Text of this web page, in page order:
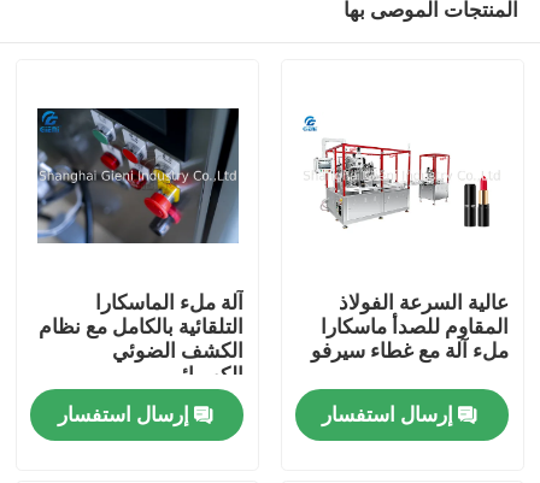
المنتجات الموصى بها
عالية السرعة الفولاذ
المقاوم للصدأ ماسكارا
ملء آلة مع غطاء سيرفو
إرسال استفسار
آلة ملء الماسكارا
التلقائية بالكامل مع نظام
الكشف الضوئي
الكهربائي
إرسال استفسار